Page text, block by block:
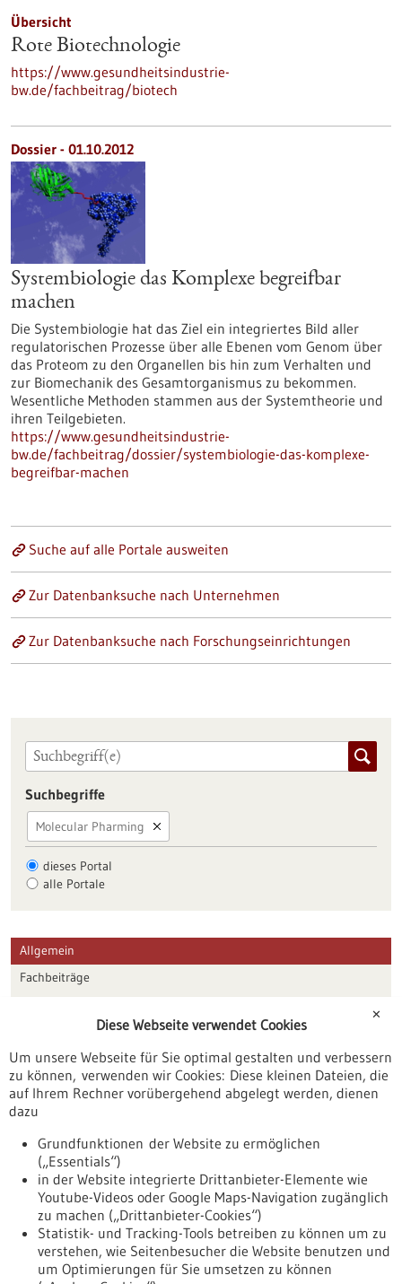
Übersicht
Rote Biotechnologie
https://www.gesundheitsindustrie-
bw.de/fachbeitrag/biotech
Dossier - 01.10.2012
Systembiologie das Komplexe begreifbar
machen
Die Systembiologie hat das Ziel ein integriertes Bild aller
regulatorischen Prozesse über alle Ebenen vom Genom über
das Proteom zu den Organellen bis hin zum Verhalten und
zur Biomechanik des Gesamtorganismus zu bekommen.
Wesentliche Methoden stammen aus der Systemtheorie und
ihren Teilgebieten.
https://www.gesundheitsindustrie-
bw.de/fachbeitrag/dossier/systembiologie-das-komplexe-
begreifbar-machen
Suche auf alle Portale ausweiten
Zur Datenbanksuche nach Unternehmen
Zur Datenbanksuche nach Forschungseinrichtungen
Suchbegriffe
Molecular Pharming
dieses Portal
alle Portale
Allgemein
Fachbeiträge
Veranstaltungen
Erscheinungsdatum
Nach oben
✕
Diese Webseite verwendet Cookies
Um unsere Webseite für Sie optimal gestalten und verbessern
zu können, verwenden wir Cookies: Diese kleinen Dateien, die
auf Ihrem Rechner vorübergehend abgelegt werden, dienen
dazu
Grundfunktionen der Website zu ermöglichen
(„Essentials“)
in der Website integrierte Drittanbieter-Elemente wie
Youtube-Videos oder Google Maps-Navigation zugänglich
zu machen („Drittanbieter-Cookies“)
Statistik- und Tracking-Tools betreiben zu können um zu
verstehen, wie Seitenbesucher die Website benutzen und
um Optimierungen für Sie umsetzen zu können